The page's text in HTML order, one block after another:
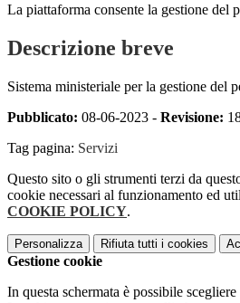
La piattaforma consente la gestione del
Descrizione breve
Sistema ministeriale per la gestione del
Pubblicato: 08-06-2023 - Revisione:
Tag pagina: Servizi
Questo sito o gli strumenti terzi da
cookie necessari al funzionamento ed
COOKIE POLICY.
Personalizza Rifiuta tutti i cookies
Gestione cookie
In questa schermata è possibile